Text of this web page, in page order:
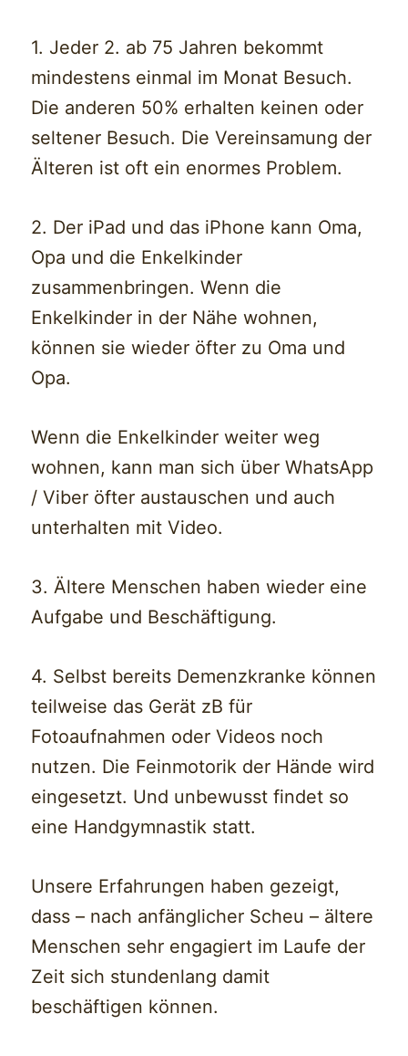
1. Jeder 2. ab 75 Jahren bekommt
mindestens einmal im Monat Besuch.
Die anderen 50% erhalten keinen oder
seltener Besuch. Die Vereinsamung der
Älteren ist oft ein enormes Problem.
2. Der iPad und das iPhone kann Oma,
Opa und die Enkelkinder
zusammenbringen. Wenn die
Enkelkinder in der Nähe wohnen,
können sie wieder öfter zu Oma und
Opa.
Wenn die Enkelkinder weiter weg
wohnen, kann man sich über WhatsApp
/ Viber öfter austauschen und auch
unterhalten mit Video.
3. Ältere Menschen haben wieder eine
Aufgabe und Beschäftigung.
4. Selbst bereits Demenzkranke können
teilweise das Gerät zB für
Fotoaufnahmen oder Videos noch
nutzen. Die Feinmotorik der Hände wird
eingesetzt. Und unbewusst findet so
eine Handgymnastik statt.
Unsere Erfahrungen haben gezeigt,
dass – nach anfänglicher Scheu – ältere
Menschen sehr engagiert im Laufe der
Zeit sich stundenlang damit
beschäftigen können.